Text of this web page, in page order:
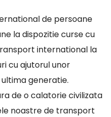
de persoane
la dispozitie curse cu
international la
cu ajutorul unor
generatie.
de o calatorie civilizata
noastre de transport